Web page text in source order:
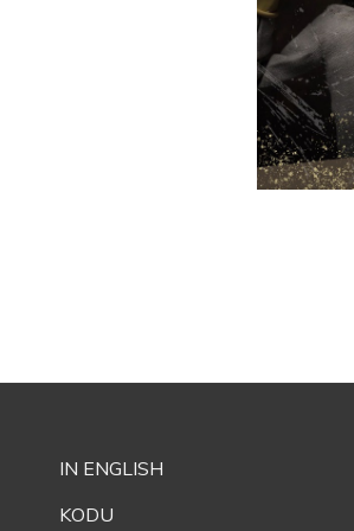
IN ENGLISH
KODU